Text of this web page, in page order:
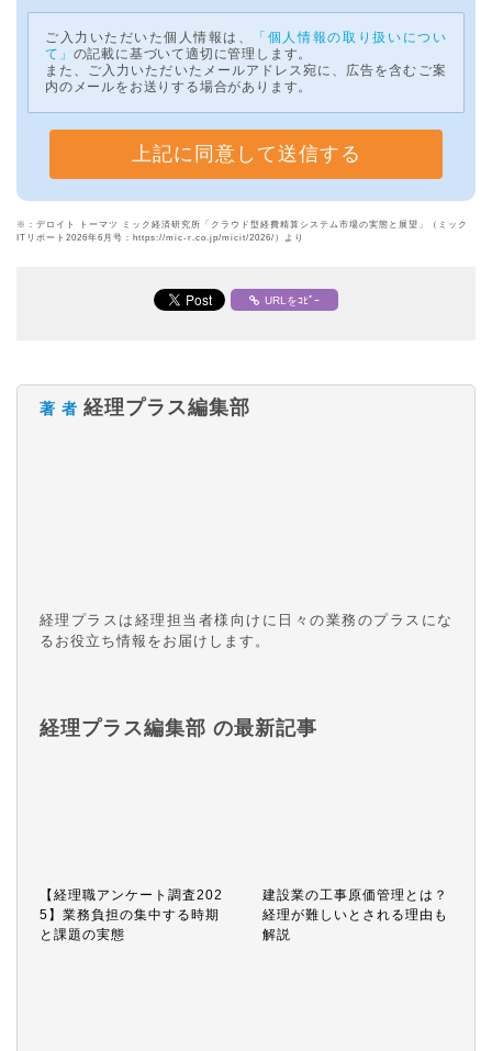
ご入力いただいた個人情報は、
「個人情報の取り扱いについ
て」 の記載に基づいて適切に管理します。
また、ご入力いただいたメールアドレス宛に、広告を含むご案
内のメールをお送りする場合があります。
※：デロイト トーマツ ミック経済研究所「クラウド型経費精算システム市場の実態と展望」（ミック
ITリポート2026年6月号：https://mic-r.co.jp/micit/2026/）より
URLをｺﾋﾟｰ
著 者 経理プラス編集部
経理プラスは経理担当者様向けに日々の業務のプラスにな
るお役立ち情報をお届けします。
経理プラス編集部 の最新記事
【経理職アンケート調査202
5】業務負担の集中する時期
と課題の実態
建設業の工事原価管理とは？
経理が難しいとされる理由も
解説